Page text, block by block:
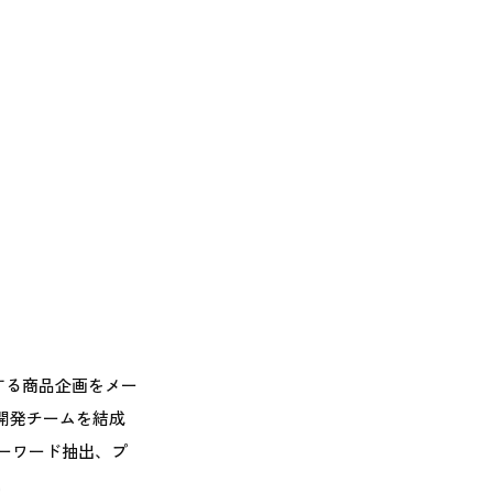
商品企画をメー
発チームを結成
ワード抽出、プ